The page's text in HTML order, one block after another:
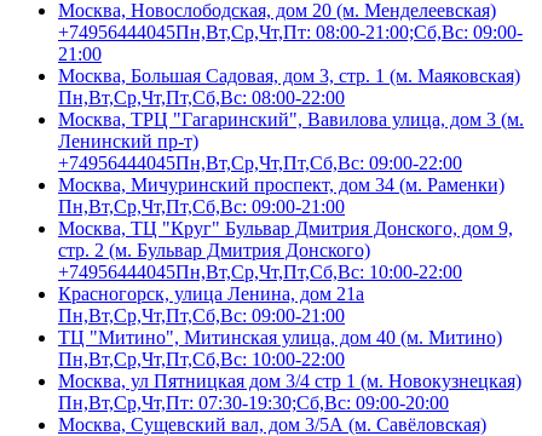
Москва, Новослободская, дом 20 (м. Менделеевская)
+74956444045Пн,Вт,Ср,Чт,Пт: 08:00-21:00;Сб,Вс: 09:00-
21:00
Москва, Большая Садовая, дом 3, стр. 1 (м. Маяковская)
Пн,Вт,Ср,Чт,Пт,Сб,Вс: 08:00-22:00
Москва, ТРЦ "Гагаринский", Вавилова улица, дом 3 (м.
Ленинский пр-т)
+74956444045Пн,Вт,Ср,Чт,Пт,Сб,Вс: 09:00-22:00
Москва, Мичуринский проспект, дом 34 (м. Раменки)
Пн,Вт,Ср,Чт,Пт,Сб,Вс: 09:00-21:00
Москва, ТЦ "Круг" Бульвар Дмитрия Донского, дом 9,
стр. 2 (м. Бульвар Дмитрия Донского)
+74956444045Пн,Вт,Ср,Чт,Пт,Сб,Вс: 10:00-22:00
Красногорск, улица Ленина, дом 21а
Пн,Вт,Ср,Чт,Пт,Сб,Вс: 09:00-21:00
ТЦ "Митино", Митинская улица, дом 40 (м. Митино)
Пн,Вт,Ср,Чт,Пт,Сб,Вс: 10:00-22:00
Москва, ул Пятницкая дом 3/4 стр 1 (м. Новокузнецкая)
Пн,Вт,Ср,Чт,Пт: 07:30-19:30;Сб,Вс: 09:00-20:00
Москва, Сущевский вал, дом 3/5А (м. Савёловская)